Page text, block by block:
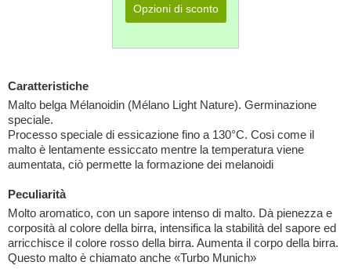
Opzioni di sconto
Caratteristiche
Malto belga Mélanoidin (Mélano Light Nature). Germinazione
speciale.
Processo speciale di essicazione fino a 130°C. Cosi come il
malto è lentamente essiccato mentre la temperatura viene
aumentata, ciò permette la formazione dei melanoidi
Peculiarità
Molto aromatico, con un sapore intenso di malto. Dà pienezza e
corposità al colore della birra, intensifica la stabilità del sapore ed
arricchisce il colore rosso della birra. Aumenta il corpo della birra.
Questo malto è chiamato anche «Turbo Munich»